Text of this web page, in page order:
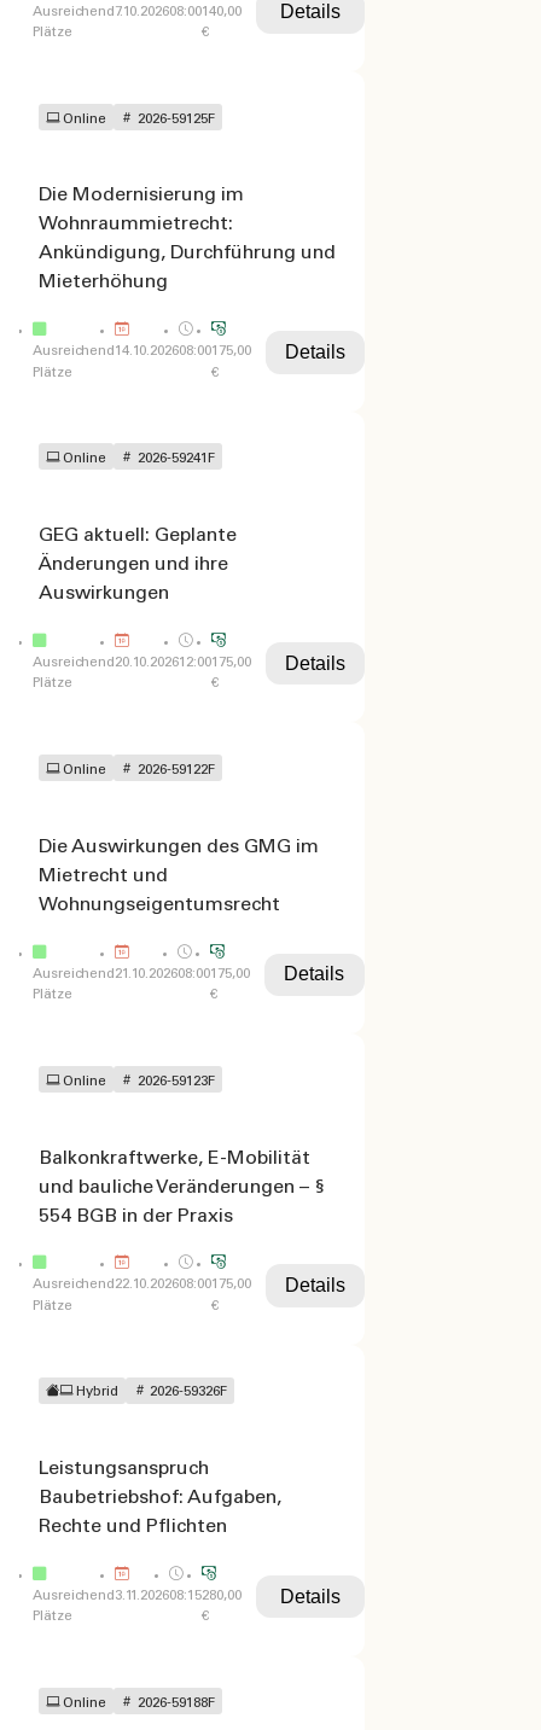
Ausreichend
Plätze
7.10.202608:00140,00
€
Details
Online 2026-59125F
Die Modernisierung im
Wohnraummietrecht:
Ankündigung, Durchführung und
Mieterhöhung
Ausreichend
Plätze
14.10.202608:00175,00
€
Details
Online 2026-59241F
GEG aktuell: Geplante
Änderungen und ihre
Auswirkungen
Ausreichend
Plätze
20.10.202612:00175,00
€
Details
Online 2026-59122F
Die Auswirkungen des GMG im
Mietrecht und
Wohnungseigentumsrecht
Ausreichend
Plätze
21.10.202608:00175,00
€
Details
Online 2026-59123F
Balkonkraftwerke, E-Mobilität
und bauliche Veränderungen – §
554 BGB in der Praxis
Ausreichend
Plätze
22.10.202608:00 175,00
€
Details
Hybrid 2026-59326F
Leistungsanspruch
Baubetriebshof: Aufgaben,
Rechte und Pflichten
Ausreichend
Plätze
3.11.202608:15280,00
€
Details
Online 2026-59188F